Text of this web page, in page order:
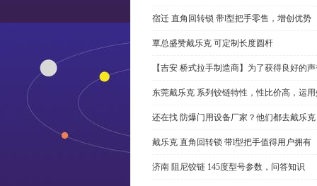
宿迁 直角回转锁 带l型把手零售，增创优势
覃总盛赞戴乐克 可定制长度圆杆
【吉安 桥式拉手制造商】为了获得良好的
东莞戴乐克 系列铰链特性，性比价高，运
还在找 防爆门用设备厂家？他们都去戴乐克
戴乐克 直角回转锁 带l型把手值得用户拥有
济南 阻尼铰链 145度型号参数，问答知识